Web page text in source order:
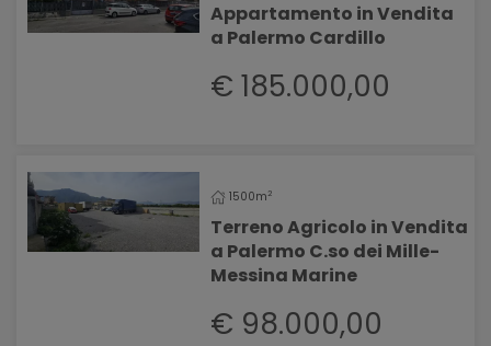
Appartamento in Vendita
a Palermo Cardillo
€ 185.000,00
1500m2
Terreno Agricolo in Vendita
a Palermo C.so dei Mille-
Messina Marine
€ 98.000,00